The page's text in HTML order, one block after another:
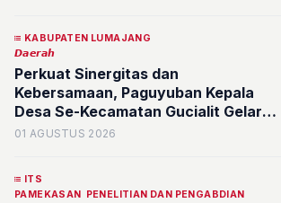
KABUPATEN LUMAJANG
𝘿𝙖𝙚𝙧𝙖𝙝
Perkuat Sinergitas dan
Kebersamaan, Paguyuban Kepala
Desa Se-Kecamatan Gucialit Gelar
Silaturahmi Rutin di Desa Sombo
01 AGUSTUS 2026
ITS
PAMEKASAN PENELITIAN DAN PENGABDIAN